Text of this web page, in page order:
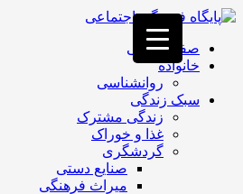
فصد
غرب
تهران
خشکشویی
تصفیه
صفحه اصلی
خانواده
روانشناسی
سبک زندگی
زندگی مشترک
غذا و خوراک
گردشگری
صنایع دستی
میراث فرهنگی